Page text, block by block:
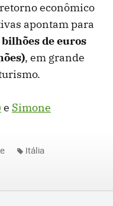
econômico
apontam para
de euros
, em grande
e Simone
Itália